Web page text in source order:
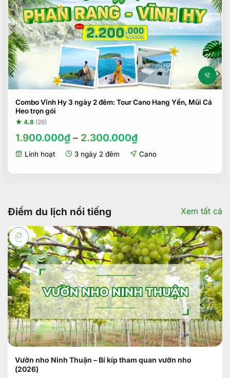
Combo Vĩnh Hy 3 ngày 2 đêm: Tour Cano Hang Yến, Mũi Cá
Heo trọn gói
★ 4.8 (26)
1.900.000₫– 2.300.000₫
Linh hoạt 3 ngày 2 đêm Cano
Điểm du lịch nổi tiếng Xem tất cả
Vườn nho Ninh Thuận – Bí kíp tham quan vườn nho
(2026)